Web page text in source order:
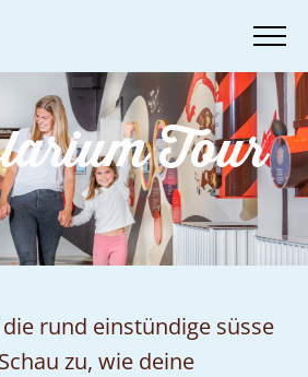
Tour
rund einstündige süsse
zu, wie deine